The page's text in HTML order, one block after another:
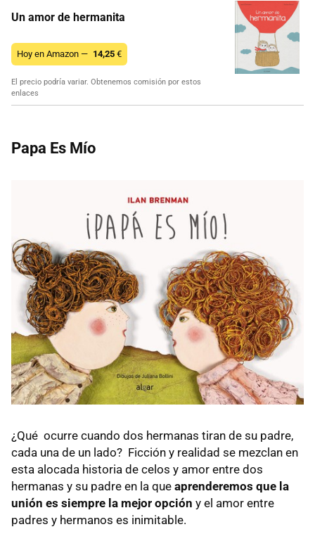
Un amor de hermanita
Hoy en Amazon — 14,25 €
El precio podría variar. Obtenemos comisión por estos
enlaces
Papa Es Mío
¿Qué ocurre cuando dos hermanas tiran de su padre,
cada una de un lado? Ficción y realidad se mezclan en
esta alocada historia de celos y amor entre dos
hermanas y su padre en la que aprenderemos que la
unión es siempre la mejor opción y el amor entre
padres y hermanos es inimitable.